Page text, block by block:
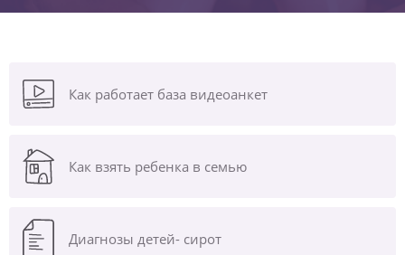
Как работает база видеоанкет
Как взять ребенка в семью
Диагнозы детей- сирот